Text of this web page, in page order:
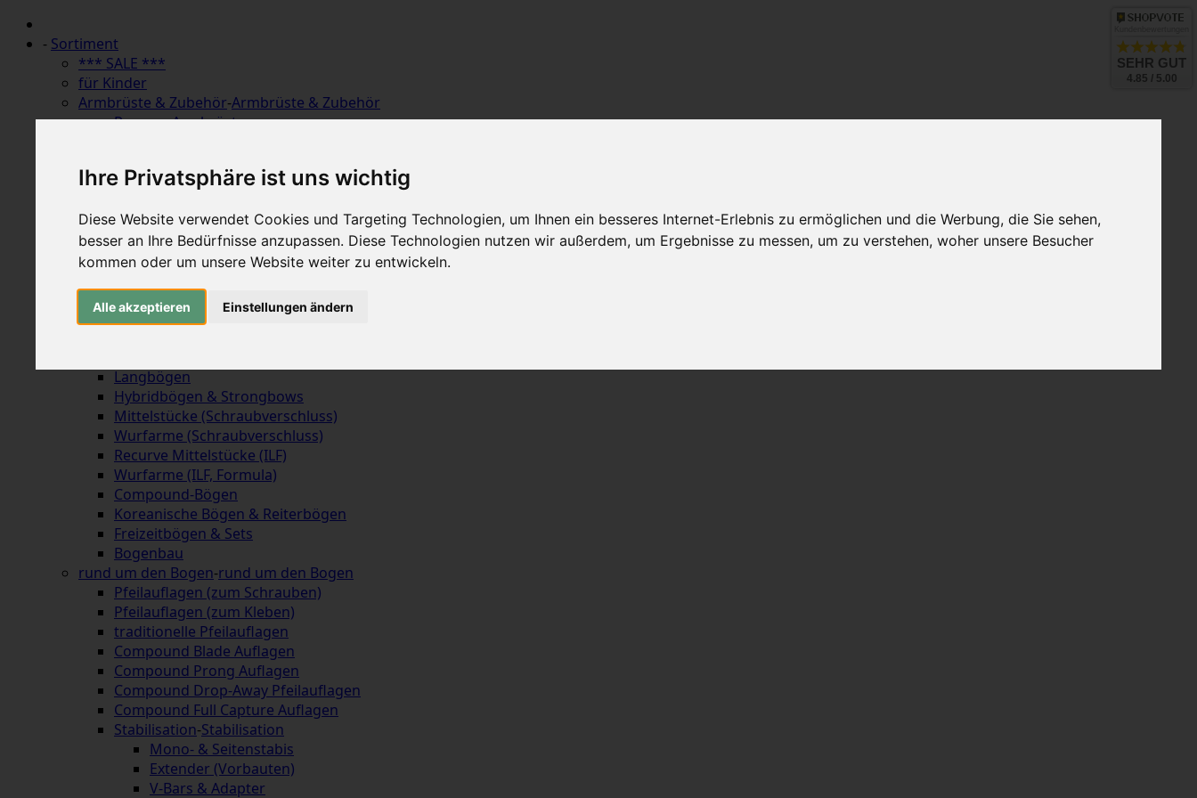
Ihre Privatsphäre ist uns wichtig
Diese Website verwendet Cookies und Targeting Technologien, um Ihnen ein besseres Internet-Erlebnis zu ermöglichen und die Werbung, die Sie sehen,
besser an Ihre Bedürfnisse anzupassen. Diese Technologien nutzen wir außerdem, um Ergebnisse zu messen, um zu verstehen, woher unsere Besucher
kommen oder um unsere Website weiter zu entwickeln.
Alle akzeptieren Einstellungen ändern
- Sortiment
*** SALE ***
für Kinder
Armbrüste & Zubehör-Armbrüste & Zubehör
Recurve Armbrüste
Bolzen
Sehnen & Kabel für Armbrüste
Scopes & Red Dots für Armbrüste
Taschen & Koffer für Armbrüste
Dämpfer (Ziele) für Armbrüste
Bögen-Bögen
Langbögen
Hybridbögen & Strongbows
Mittelstücke (Schraubverschluss)
Wurfarme (Schraubverschluss)
Recurve Mittelstücke (ILF)
Wurfarme (ILF, Formula)
Compound-Bögen
Koreanische Bögen & Reiterbögen
Freizeitbögen & Sets
Bogenbau
rund um den Bogen-rund um den Bogen
Pfeilauflagen (zum Schrauben)
Pfeilauflagen (zum Kleben)
traditionelle Pfeilauflagen
Compound Blade Auflagen
Compound Prong Auflagen
Compound Drop-Away Pfeilauflagen
Compound Full Capture Auflagen
Stabilisation-Stabilisation
Mono- & Seitenstabis
Extender (Vorbauten)
V-Bars & Adapter
SEHR GUT
4.85 / 5.00